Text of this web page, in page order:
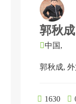
郭秋成
中国,
郭秋成, 外
 1630 